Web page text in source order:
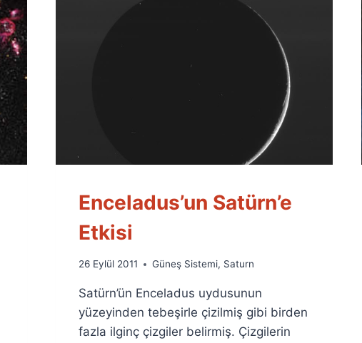
Enceladus’un Satürn’e
Etkisi
By
Fuat
Özyar
26 Eylül 2011 Güneş Sistemi, Saturn
Satürn’ün Enceladus uydusunun
yüzeyinden tebeşirle çizilmiş gibi birden
fazla ilginç çizgiler belirmiş. Çizgilerin